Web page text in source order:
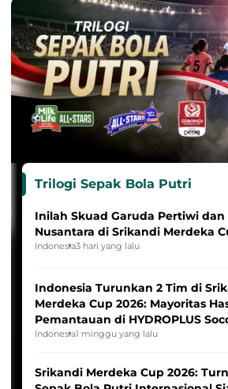
Trilogi Sepak Bola Putri
Inilah Skuad Garuda Pertiwi
Nusantara di Srikandi Merdeka
Indonesia3 hari yang lalu
Indonesia Turunkan 2 Tim di
Merdeka Cup 2026: Mayoritas
Pemantauan di HYDROPLUS
League
Indonesia1 minggu yang lalu
Srikandi Merdeka Cup 2026: